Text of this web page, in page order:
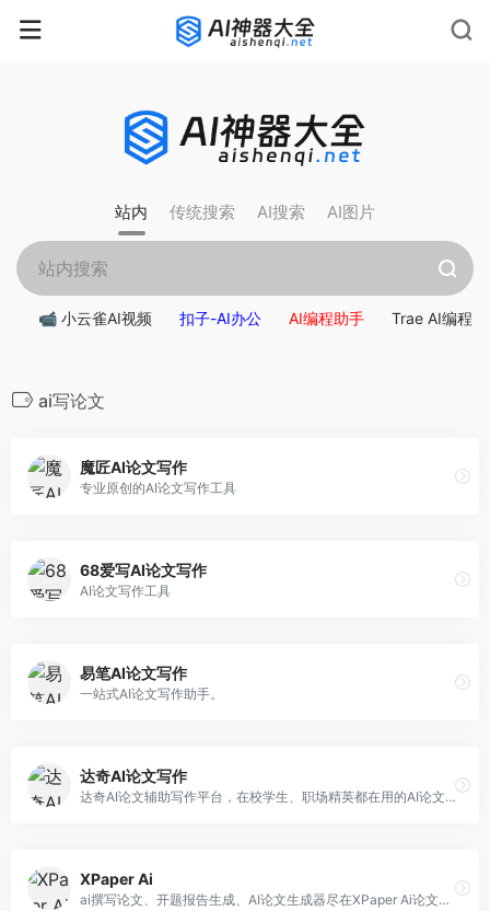
rnrn rnrn rnrn
站内 传统搜索 AI搜索 AI图片
📹 小云雀AI视频 扣子-AI办公 AI编程助手 Trae AI编程
ai写论文
魔匠AI论文写作
专业原创的AI论文写作工具
68爱写AI论文写作
AI论文写作工具
易笔AI论文写作
一站式AI论文写作助手。
达奇AI论文写作
达奇AI论文辅助写作平台，在校学生、职场精英都在用的AI论文辅助写作平台
XPaper Ai
ai撰写论文、开题报告生成、AI论文生成器尽在XPaper Ai论文写作辅助指导平台